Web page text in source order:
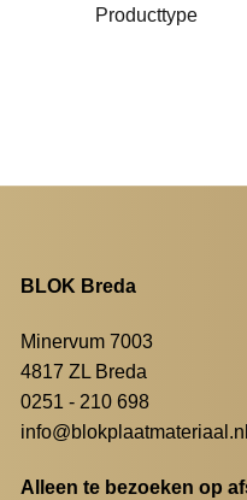
Producttype
BLOK Breda
Minervum 7003
4817 ZL Breda
0251 - 210 698
info@blokplaatmateriaal.nl
Alleen te bezoeken op